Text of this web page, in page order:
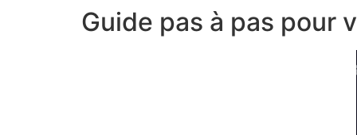
Guide pas à pas pour